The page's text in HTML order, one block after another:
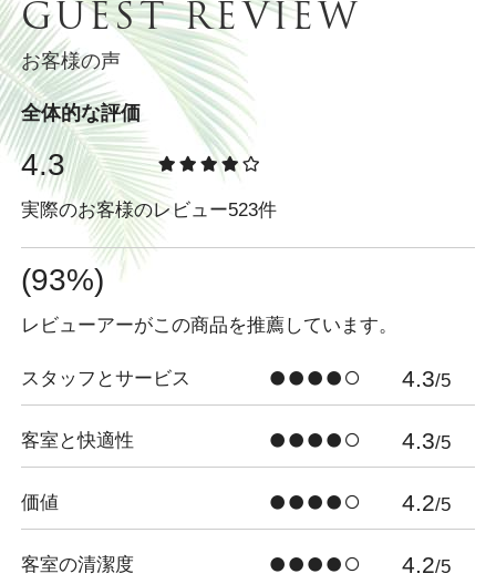
GUEST REVIEW
お客様の声
全体的な評価
4.3
実際のお客様のレビュー523件
(93%)
レビューアーがこの商品を推薦しています。
スタッフとサービス 4.3/5
客室と快適性 4.3/5
価値 4.2/5
客室の清潔度 4.2/5